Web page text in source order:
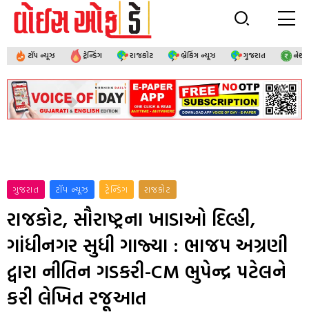
ટૉપ ન્યૂઝ ટ્રેન્ડિંગ રાજકોટ બ્રેકિંગ ન્યૂઝ ગુજરાત
ગુજરાત ટૉપ ન્યૂઝ ટ્રેન્ડિંગ રાજકોટ
રાજકોટ, સૌરાષ્ટ્રના ખાડાઓ દિલ્હી,
ગાંધીનગર સુધી ગાજ્યા : ભાજપ અગ્રણી
દ્વારા નીતિન ગડકરી-CM ભુપેન્દ્ર પટેલને
કરી લેખિત રજૂઆત